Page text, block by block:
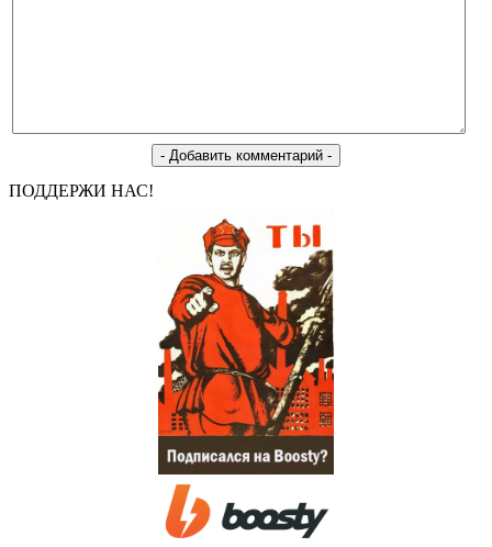
ПОДДЕРЖИ НАС!